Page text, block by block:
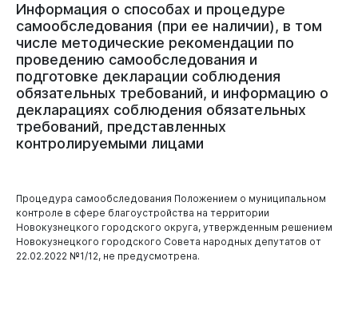
Информация о способах и процедуре
самообследования (при ее наличии), в том
числе методические рекомендации по
проведению самообследования и
подготовке декларации соблюдения
обязательных требований, и информацию о
декларациях соблюдения обязательных
требований, представленных
контролируемыми лицами
Процедура самообследования Положением о муниципальном
контроле в сфере благоустройства на территории
Новокузнецкого городского округа, утвержденным решением
Новокузнецкого городского Совета народных депутатов от
22.02.2022 №1/12, не предусмотрена.